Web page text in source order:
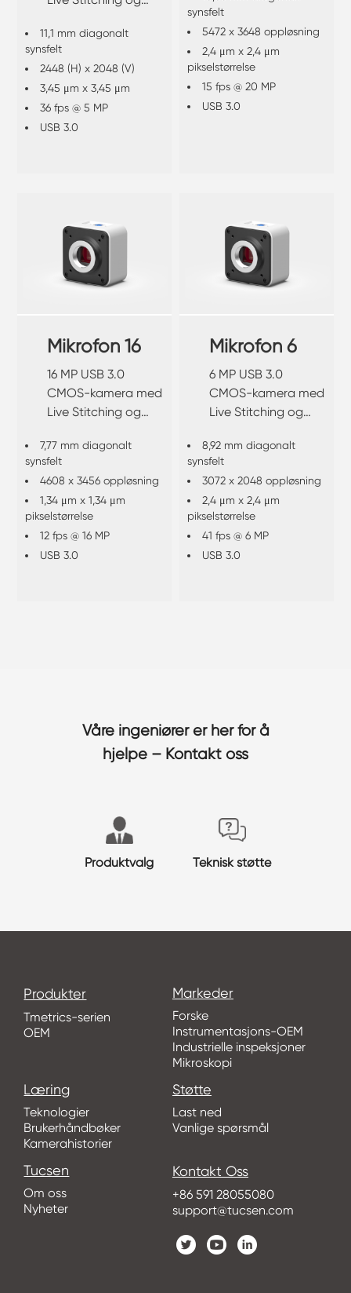
11,1 mm diagonalt
synsfelt
2448 (H) x 2048 (V)
3,45 μm x 3,45 μm
36 fps @ 5 MP
USB 3.0
synsfelt
5472 x 3648 oppløsning
2,4 μm x 2,4 μm
pikselstørrelse
15 fps @ 20 MP
USB 3.0
Mikrofon 16
16 MP USB 3.0
CMOS-kamera med
Live Stitching og
7,77 mm diagonalt
synsfelt
4608 x 3456 oppløsning
1,34 μm x 1,34 μm
pikselstørrelse
12 fps @ 16 MP
USB 3.0
Mikrofon 6
6 MP USB 3.0
CMOS-kamera med
Live Stitching og
8,92 mm diagonalt
synsfelt
3072 x 2048 oppløsning
2,4 μm x 2,4 μm
pikselstørrelse
41 fps @ 6 MP
USB 3.0
Våre ingeniører er her for å
hjelpe – Kontakt oss
Produktvalg Teknisk støtte
Produkter
Tmetrics-serien
OEM
Markeder
Forske
Instrumentasjons-OEM
Industrielle inspeksjoner
Mikroskopi
Læring
Teknologier
Brukerhåndbøker
Kamerahistorier
Støtte
Last ned
Vanlige spørsmål
Tucsen
Om oss
Nyheter
Kontakt Oss
+86 591 28055080
support@tucsen.com